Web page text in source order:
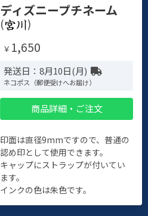
ディズニープチネーム
( )
￥ 1,650
発送日：8月10日(月)
ネコポス（郵便受けへお届け）
商品詳細・ご注文
印面は直径9mmですので、普通の
認め印として使用できます。
キャップにストラップが付いてい
ます。
インクの色は朱色です。